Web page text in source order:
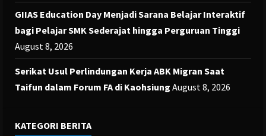
GIIAS Education Day Menjadi Sarana Belajar Interaktif
bagi Pelajar SMK Sederajat hingga Perguruan Tinggi
August 8, 2026
Serikat Usul Perlindungan Kerja ABK Migran Saat
Taifun dalam Forum FA di Kaohsiung August 8, 2026
KATEGORI BERITA